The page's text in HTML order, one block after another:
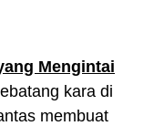
Mengintai
kara di
membuat